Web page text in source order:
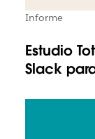
Informe
Estudio
Slack